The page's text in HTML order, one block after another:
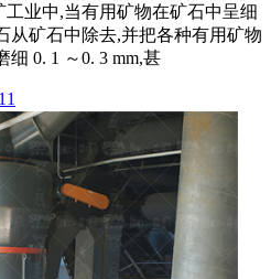
业中,当有用矿物在矿石中呈细
从矿石中除去,并把各种有用矿物
0. 1 ～0. 3 mm,甚